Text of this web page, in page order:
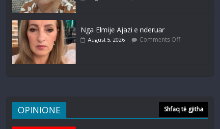
Nga Elmije Ajazi e nderuar
August 5, 2026 Comments Off
OPINIONE Shfaq të gjitha